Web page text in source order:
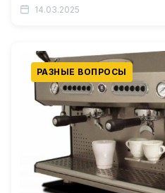
мульчера? Процесс…
14.03.2025
РАЗНЫЕ ВОПРОСЫ